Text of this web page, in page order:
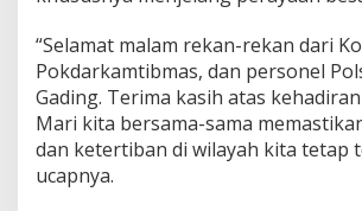
n
B
r
u
2
“Selamat malam rekan-rekan dari
Pokdarkamtibmas, dan personel
Gading. Terima kasih atas
Mari kita bersama-sama
dan ketertiban di wilayah kita tetap
ucapnya.